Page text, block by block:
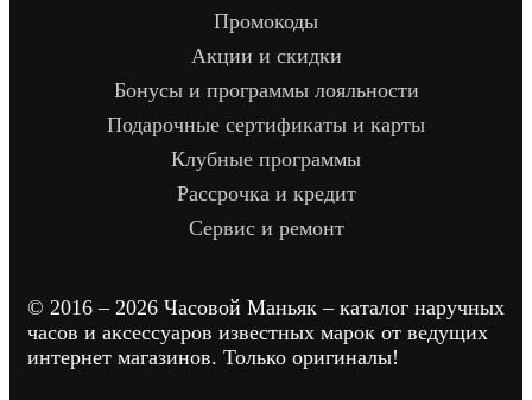
Промокоды
Акции и скидки
Бонусы и программы лояльности
Подарочные сертификаты и карты
Клубные программы
Рассрочка и кредит
Сервис и ремонт
© 2016 – 2026 Часовой Маньяк – каталог наручных
часов и аксессуаров известных марок от ведущих
интернет магазинов. Только оригиналы!